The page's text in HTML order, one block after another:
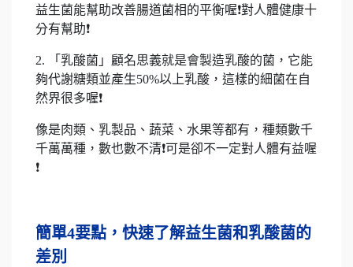
益生菌能幫助改善腸道菌相的平衡喔❗對人體健康十
分有幫助❗
2. 「乳酸菌」顧名思義就是會製造乳酸的菌，它能
夠代謝糖類並產生50%以上乳酸，這樣的細菌在自
然界很多喔❗
像是肉類、乳製品、蔬菜、水果等都有，種類數千
千萬萬種，數也數不清❗可是卻不一定對人體有益喔
❗
簡單4要點，快速了解益生菌和乳酸菌的
差別